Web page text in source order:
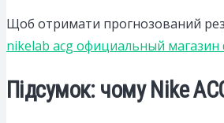
Щоб отримати прогнозований
nikelab acg официальный магазин
Підсумок: чому Nike